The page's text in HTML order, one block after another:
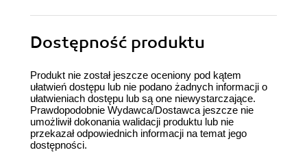
Dostępność produktu
Produkt nie został jeszcze oceniony pod kątem
ułatwień dostępu lub nie podano żadnych informacji o
ułatwieniach dostępu lub są one niewystarczające.
Prawdopodobnie Wydawca/Dostawca jeszcze nie
umożliwił dokonania walidacji produktu lub nie
przekazał odpowiednich informacji na temat jego
dostępności.